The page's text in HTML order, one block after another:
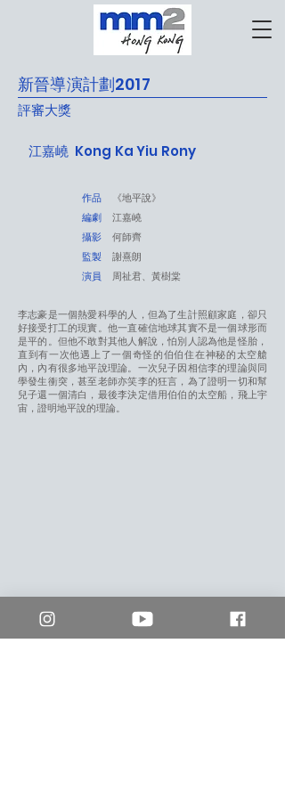
新晉導演計劃2017
評審大獎
江嘉嶢 Kong Ka Yiu Rony
作品
編劇
攝影
監製
演員
《地平說》
江嘉嶢
何師齊
謝熹朗
周祉君、黃樹棠
李志豪是一個熱愛科學的人，但為了生計照顧家庭，卻只
好接受打工的現實。他一直確信地球其實不是一個球形而
是平的。但他不敢對其他人解說，怕別人認為他是怪胎，
直到有一次他遇上了一個奇怪的伯伯住在神秘的太空艙
內，內有很多地平說理論。一次兒子因相信李的理論與同
學發生衝突，甚至老師亦笑李的狂言，為了證明一切和幫
兒子還一個清白，最後李決定借用伯伯的太空船，飛上宇
宙，證明地平說的理論。